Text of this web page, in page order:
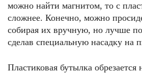
можно найти магнитом, то с
сложнее. Конечно, можно
собирая их вручную, но лучше
сделав специальную насадку на
Пластиковая бутылка обрезается